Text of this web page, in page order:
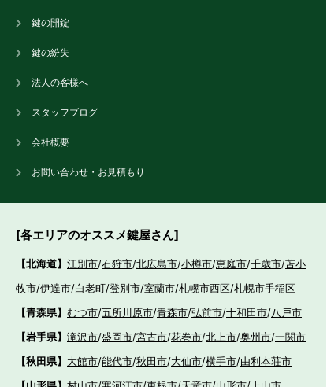
鍵の開錠
鍵の紛失
法人の客様へ
スタッフブログ
会社概要
お問い合わせ・お見積もり
[各エリアのオススメ鍵屋さん]
【北海道】 江別市/石狩市/北広島市/小樽市/恵庭市/千歳市/苫小
牧市/伊達市/白老町/登別市/室蘭市/札幌市西区/札幌市手稲区
【青森県】 むつ市/五所川原市/青森市/弘前市/十和田市/八戸市
【岩手県】 滝沢市/盛岡市/宮古市/花巻市/北上市/奥州市/一関市
【秋田県】 大館市/能代市/秋田市/大仙市/横手市/由利本荘市